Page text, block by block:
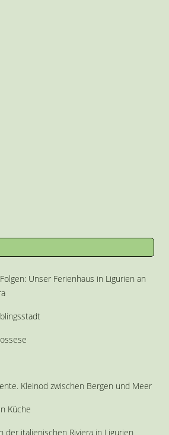
Unser Ferienhaus in Ligurien an
Kleinod zwischen Bergen und Meer
Küche
der italienischen Riviera in Ligurien